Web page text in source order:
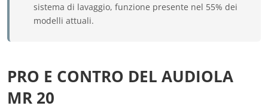
sistema di lavaggio, funzione presente nel 55% dei
modelli attuali.
PRO E CONTRO DEL AUDIOLA
MR 20